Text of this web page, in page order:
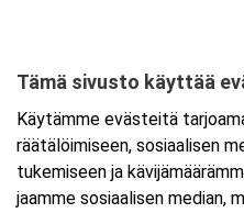
Tarkempi kartta ja ajo-
Tämä sivusto käyttää
Käytämme evästeitä
räätälöimiseen, sosiaalisen
tukemiseen ja
jaamme sosiaalisen median,